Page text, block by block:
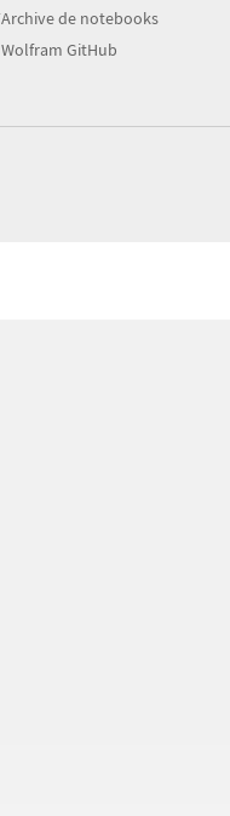
Archive de notebooks
Wolfram GitHub